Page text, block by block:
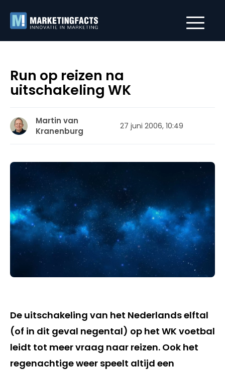
Run op reizen na
uitschakeling WK
Martin van
Kranenburg
27 juni 2006, 10:49
De uitschakeling van het Nederlands elftal
(of in dit geval negental) op het WK voetbal
leidt tot meer vraag naar reizen. Ook het
regenachtige weer speelt altijd een